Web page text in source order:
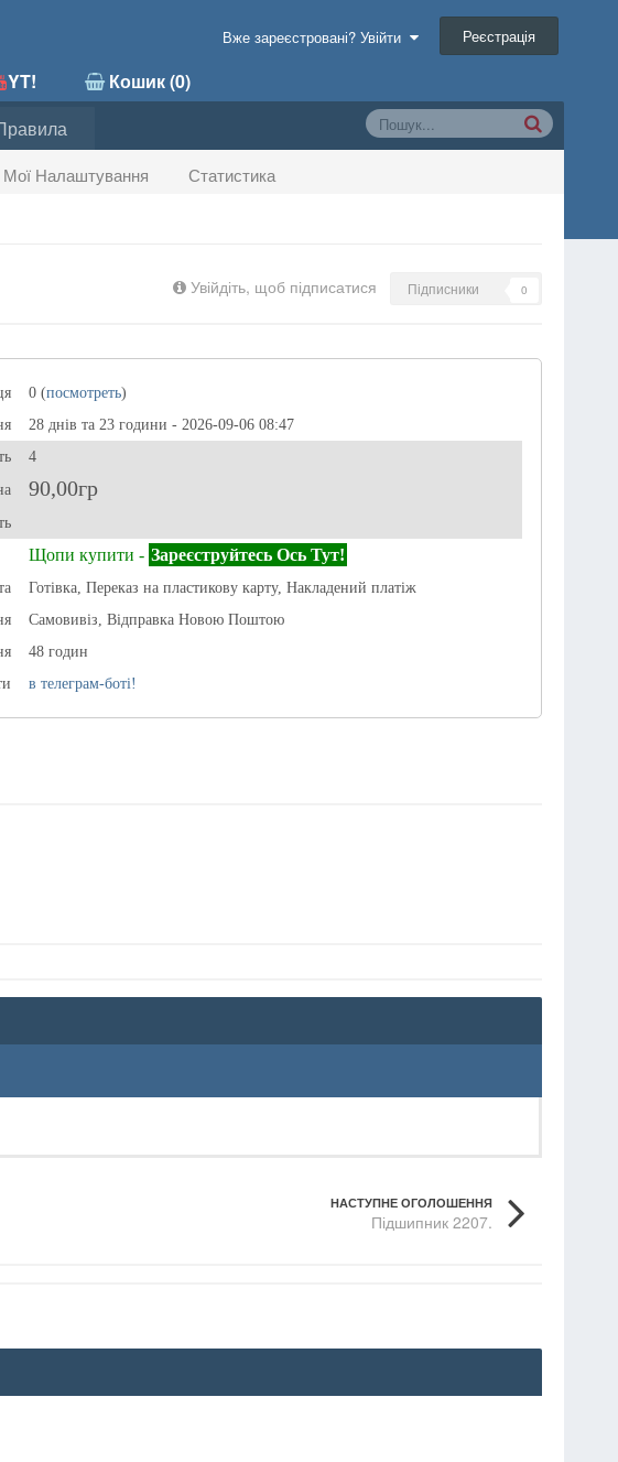
YT! Кошик (0)
Вже зареєстровані? Увійти Реєстрація
Мої Налаштування Статистика
Увійдіть, щоб підписатися Підписники 0
0 (посмотреть)
28 днів та 23 години - 2026-09-06 08:47
4
90,00гр
Щопи купити - Зареєструйтесь Ось Тут!
Готівка, Переказ на пластикову карту, Накладений платіж
Самовивіз, Відправка Новою Поштою
48 годин
в телеграм-боті!
НАСТУПНЕ ОГОЛОШЕННЯ
Підшипник 2207.